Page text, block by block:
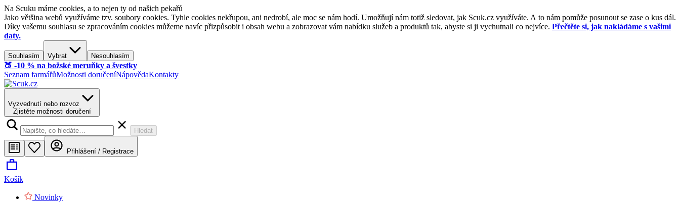
Na Scuku máme cookies, a to nejen ty od našich pekařů
Jako většina webů využíváme tzv. soubory cookies. Tyhle cookies nekřupou, ani nedrobí, ale moc se nám hodí. Umožňují nám totiž sledovat, jak Scuk.cz využíváte. A to nám pomůže posunout se zase o kus dál.
Díky vašemu souhlasu se zpracováním cookies můžeme navíc přizpůsobit i obsah webu a zobrazovat vám nabídku služeb a produktů tak, abyste si ji vychutnali co nejvíce. Přečtěte si, jak nakládáme s vašimi
daty.
Souhlasím Vybrat Nesouhlasím
🍑​ -10 % na božské meruňky a švestky
Seznam farmářůMožnosti doručeníNápovědaKontakty
Vyzvednutí nebo rozvoz
Zjistěte možnosti doručení
Hledat
Přihlášení / Registrace
Košík
Novinky